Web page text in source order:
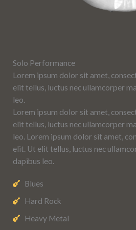
Solo Performance
Lorem ipsum dolor sit amet,
elit tellus, luctus nec ullamcorper
leo.
Lorem ipsum dolor sit amet,
elit tellus, luctus nec ullamcorper
leo. Lorem ipsum dolor sit amet,
elit. Ut elit tellus, luctus nec
dapibus leo.
Blues
Hard Rock
Heavy Metal